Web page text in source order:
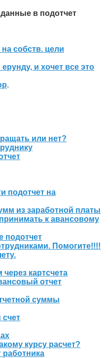
в подотчет
собств. цели
и хочет все это
.
или нет?
подотчет на
из заработной платы
к авансовому
Помогите!!!!
картсчета
отчет
суммы
счет
курсу расчет?
работника